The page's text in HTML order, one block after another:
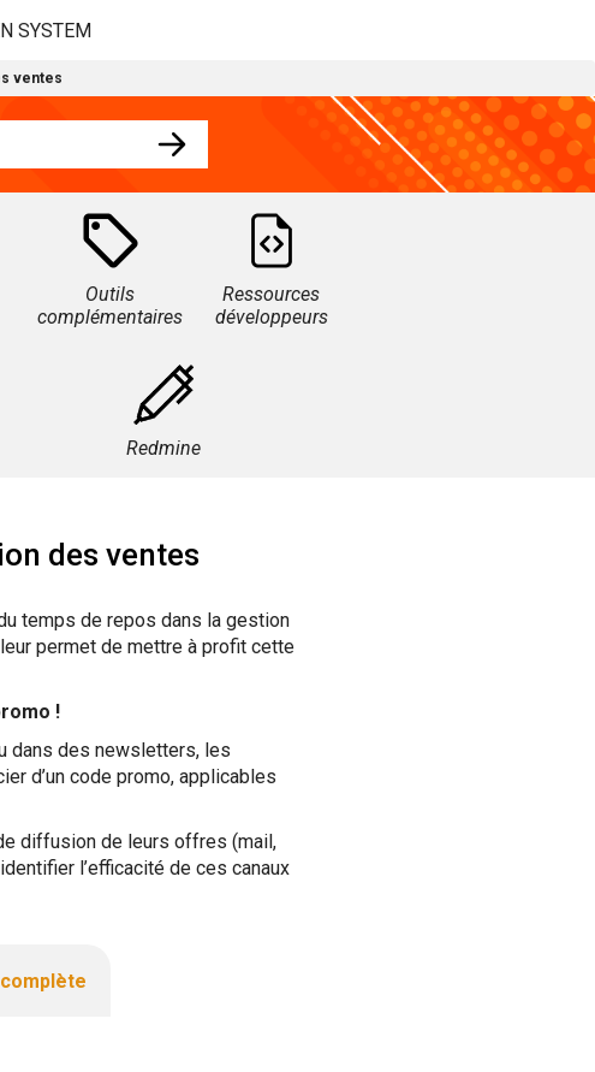
SYSTEM
ventes
Outils
complémentaires
Ressources
développeurs
Redmine
des ventes
temps de repos dans la gestion
permet de mettre à profit cette
!
dans des newsletters, les
d’un code promo, applicables
diffusion de leurs offres (mail,
l’efficacité de ces canaux